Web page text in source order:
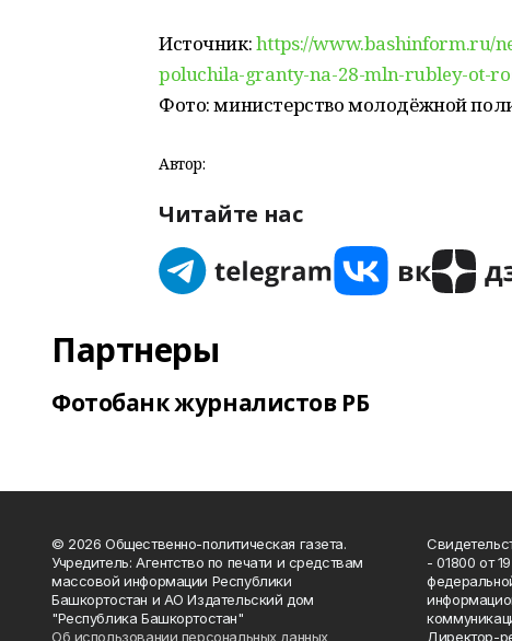
Источник:https://www.bashinform.ru/
poluchila-granty-na-28-mln-rubley-ot-
Фото: министерство молодёжной
Автор:
Читайте нас
Партнеры
Фотобанк журналистов РБ
© 2026 Общественно-политическая газета.
Учредитель: Агентство по печати и средствам
массовой информации Республики
Башкортостан и АО Издательский дом
"Республика Башкортостан"
Об использовании персональных данных
- 01800 от
Директор-